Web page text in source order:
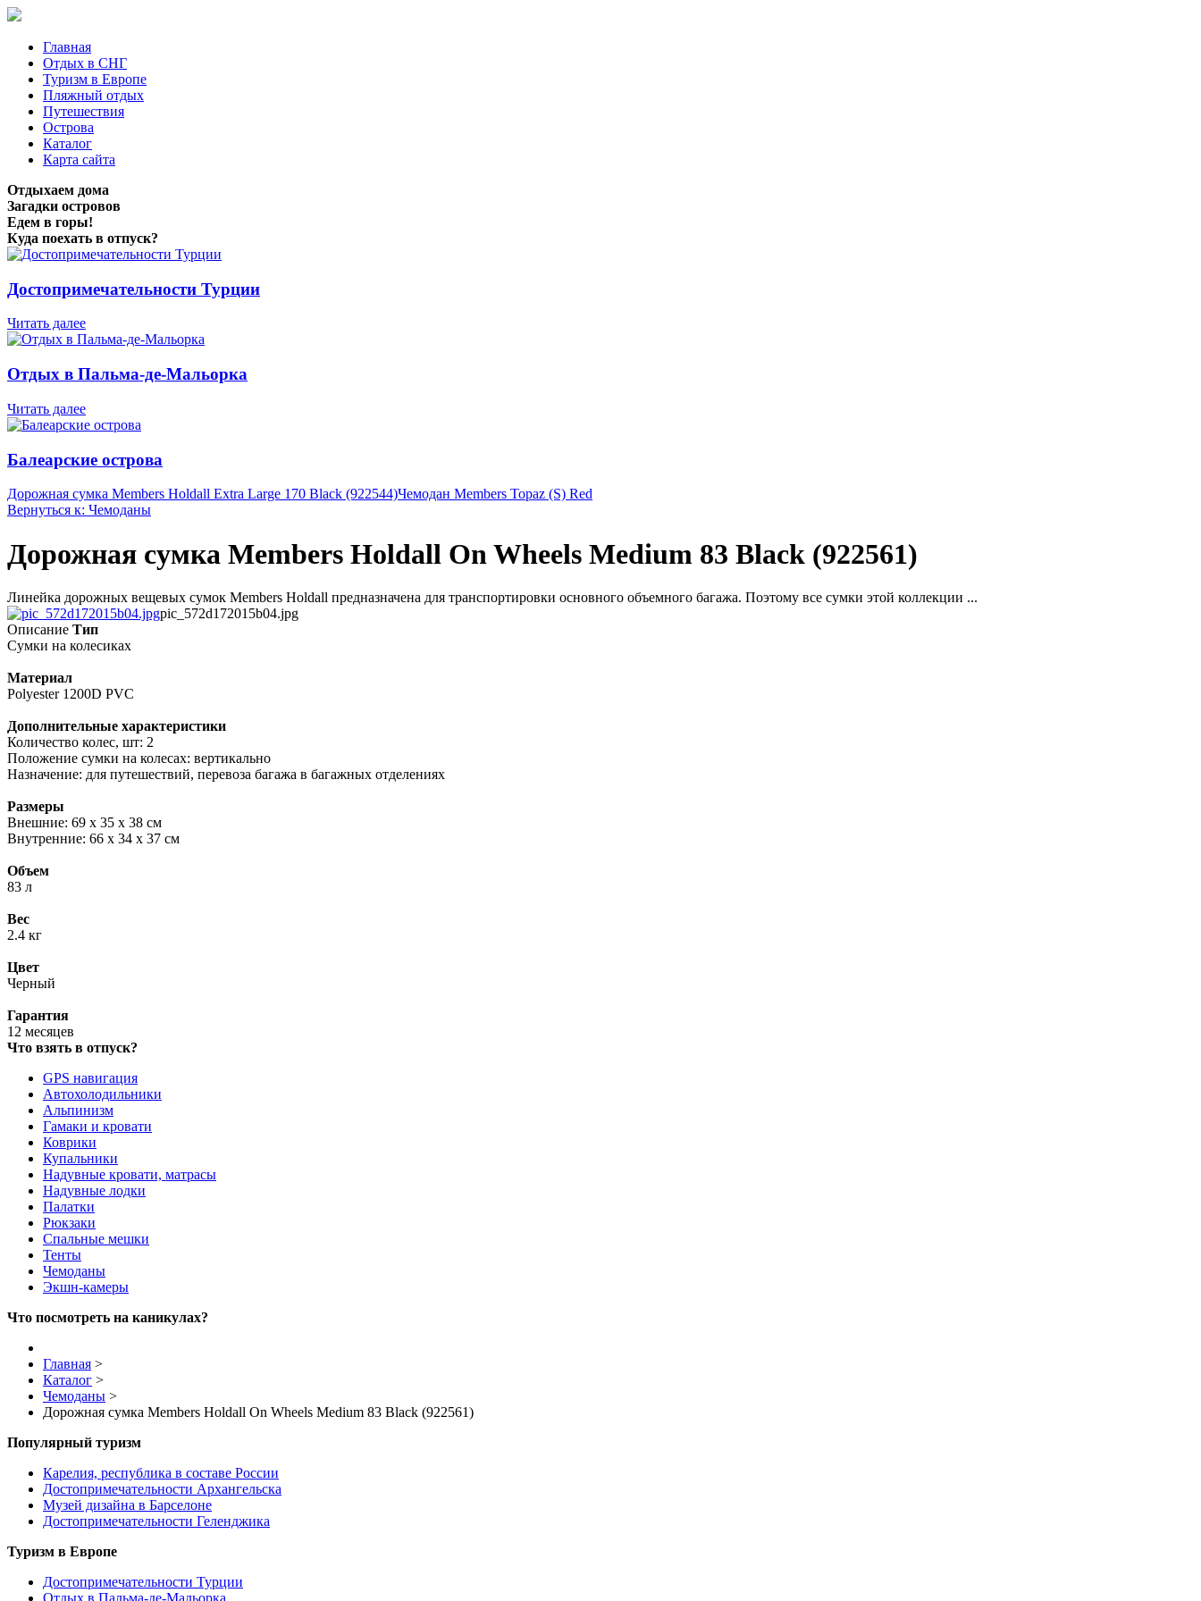
Главная
Отдых в СНГ
Туризм в Европе
Пляжный отдых
Путешествия
Острова
Каталог
Карта сайта
Отдыхаем дома
Загадки островов
Едем в горы!
Куда поехать в отпуск?
Достопримечательности Турции
Читать далее
Отдых в Пальма-де-Мальорка
Читать далее
Балеарские острова
Дорожная сумка Members Holdall Extra Large 170 Black (922544)Чемодан Members Topaz (S) Red
Вернуться к: Чемоданы
Дорожная сумка Members Holdall On Wheels Medium 83 Black (922561)
Линейка дорожных вещевых сумок Members Holdall предназначена для транспортировки основного объемного багажа. Поэтому все сумки этой коллекции ...
pic_572d172015b04.jpg
Описание Тип
Сумки на колесиках
Материал
Polyester 1200D PVC
Дополнительные характеристики
Количество колес, шт: 2
Положение сумки на колесах: вертикально
Назначение: для путешествий, перевоза багажа в багажных отделениях
Размеры
Внешние: 69 х 35 х 38 см
Внутренние: 66 х 34 х 37 см
Объем
83 л
Вес
2.4 кг
Цвет
Черный
Гарантия
12 месяцев
Что взять в отпуск?
GPS навигация
Автохолодильники
Альпинизм
Гамаки и кровати
Коврики
Купальники
Надувные кровати, матрасы
Надувные лодки
Палатки
Рюкзаки
Спальные мешки
Тенты
Чемоданы
Экшн-камеры
Что посмотреть на каникулах?
Главная >
Каталог >
Чемоданы >
Дорожная сумка Members Holdall On Wheels Medium 83 Black (922561)
Популярный туризм
Карелия, республика в составе России
Достопримечательности Архангельска
Музей дизайна в Барселоне
Достопримечательности Геленджика
Туризм в Европе
Достопримечательности Турции